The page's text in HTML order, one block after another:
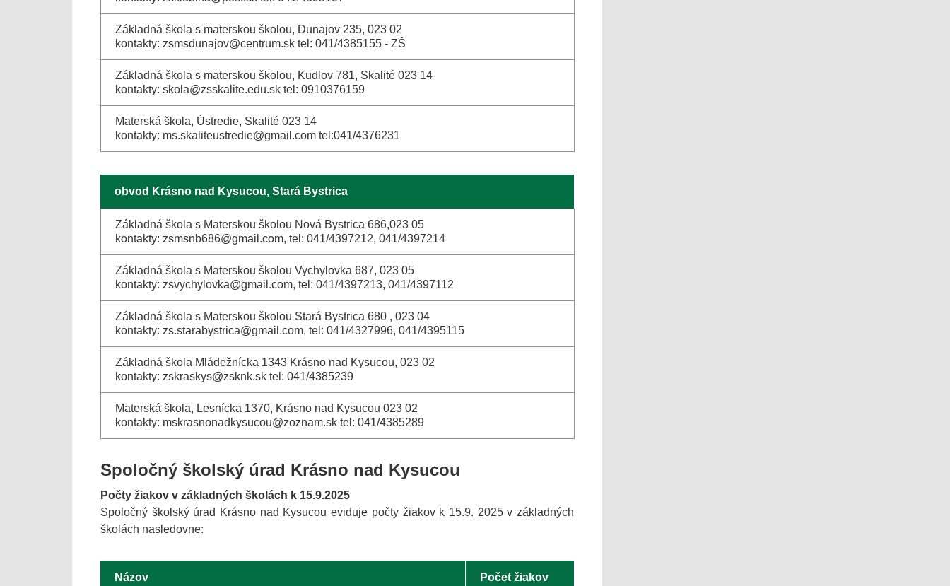
Základná škola s materskou školou, Dunajov 235, 023 02
kontakty: zsmsdunajov@centrum.sk tel: 041/4385155 - ZŠ
Základná škola s materskou školou, Kudlov 781, Skalité 023 14
kontakty: skola@zsskalite.edu.sk tel: 0910376159
Materská škola, Ústredie, Skalité 023 14
kontakty: ms.skaliteustredie@gmail.com tel:041/4376231
obvod Krásno nad Kysucou, Stará Bystrica
Základná škola s Materskou školou Nová Bystrica 686,023 05
kontakty: zsmsnb686@gmail.com, tel: 041/4397212, 041/4397214
Základná škola s Materskou školou Vychylovka 687, 023 05
kontakty: zsvychylovka@gmail.com, tel: 041/4397213, 041/4397112
Základná škola s Materskou školou Stará Bystrica 680 , 023 04
kontakty: zs.starabystrica@gmail.com, tel: 041/4327996, 041/4395115
Základná škola Mládežnícka 1343 Krásno nad Kysucou, 023 02
kontakty: zskraskys@zsknk.sk tel: 041/4385239
Materská škola, Lesnícka 1370, Krásno nad Kysucou 023 02
kontakty: mskrasnonadkysucou@zoznam.sk tel: 041/4385289
Spoločný školský úrad Krásno nad Kysucou
Počty žiakov v základných školách k 15.9.2025
Spoločný školský úrad Krásno nad Kysucou eviduje počty žiakov k 15.9. 2025 v základných
školách nasledovne:
Názov Počet žiakov